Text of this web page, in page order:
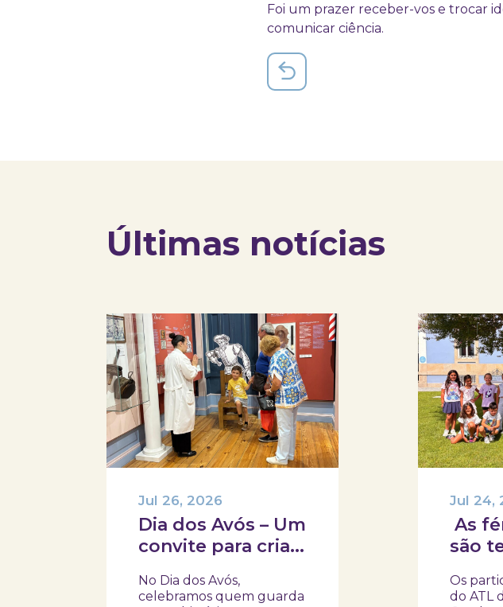
Foi um prazer receber-vos e trocar
comunicar ciência.
Últimas notícias
Dia dos Avós – Um
convite para criar
família!
Jul 26, 2026
No Dia dos Avós,
celebramos quem guarda
As
são
Jul 24,
Os
do ATL